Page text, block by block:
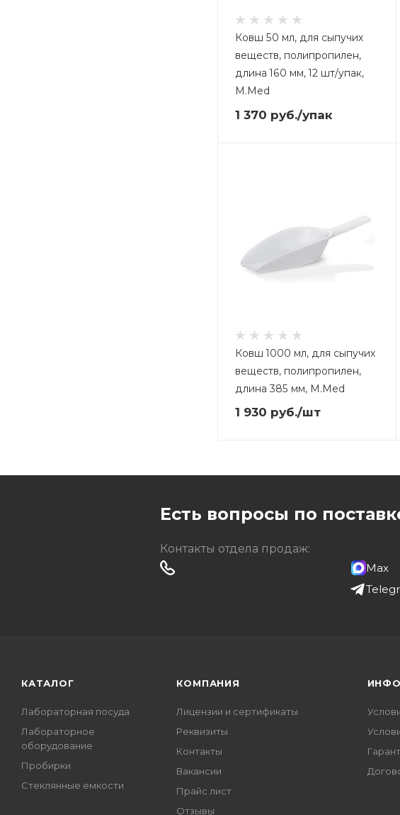
Ковш 50 мл, для сыпучих
веществ, полипропилен,
длина 160 мм, 12 шт/упак,
M.Med
1 370 руб./упак
Ковш 1000 мл, для сыпучих
веществ, полипропилен,
длина 385 мм, M.Med
1 930 руб./шт
Есть вопросы по
Контакты отдела продаж:
Max
КАТАЛОГ
Лабораторная посуда
Лабораторное
оборудование
Пробирки
Стеклянные емкости
КОМПАНИЯ
Лицензии и сертификаты
Реквизиты
Контакты
Вакансии
Прайс лист
Отзывы